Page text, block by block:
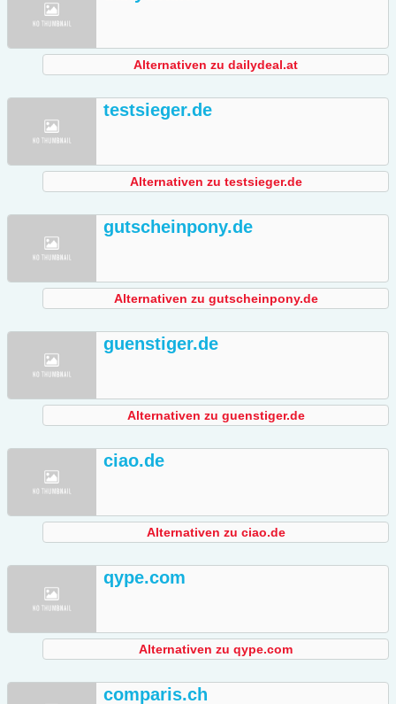
Alternativen zu dailydeal.at
testsieger.de
Alternativen zu testsieger.de
gutscheinpony.de
Alternativen zu gutscheinpony.de
guenstiger.de
Alternativen zu guenstiger.de
ciao.de
Alternativen zu ciao.de
qype.com
Alternativen zu qype.com
comparis.ch